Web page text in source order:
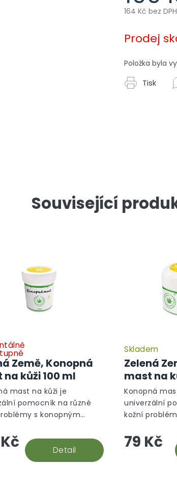
164 Kč bez DPH
cena:
Prodej
Položka byla
Tisk
Související
Země, Konopná
kůži 100 ml
Detail
mast na kůži je
pomocník na různé
s konopným
díky kterému se
do hloubky bolestivých...
Zelená
mast na
Skladem
79 Kč
Konopná
univerzální
kožní
lékařského,
dostane do